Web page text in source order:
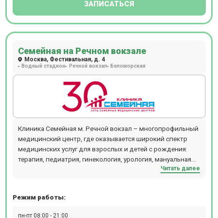
ЗАПИСАТЬСЯ
Семейная на Речном вокзале
Москва, Фестивальная, д. 4
Водный стадион Речной вокзал Беломорская
Клиника Семейная м. Речной вокзал – многопрофильный
медицинский центр, где оказывается широкий спектр
медицинских услуг для взрослых и детей с рождения:
терапия, педиатрия, гинекология, урология, мануальная
терапия, дерматология и косметология, проктология,
физиотерапия и т.д. В отделении проводятся следующие
Читать далее
Режим работы:
пн-пт 08:00 - 21:00